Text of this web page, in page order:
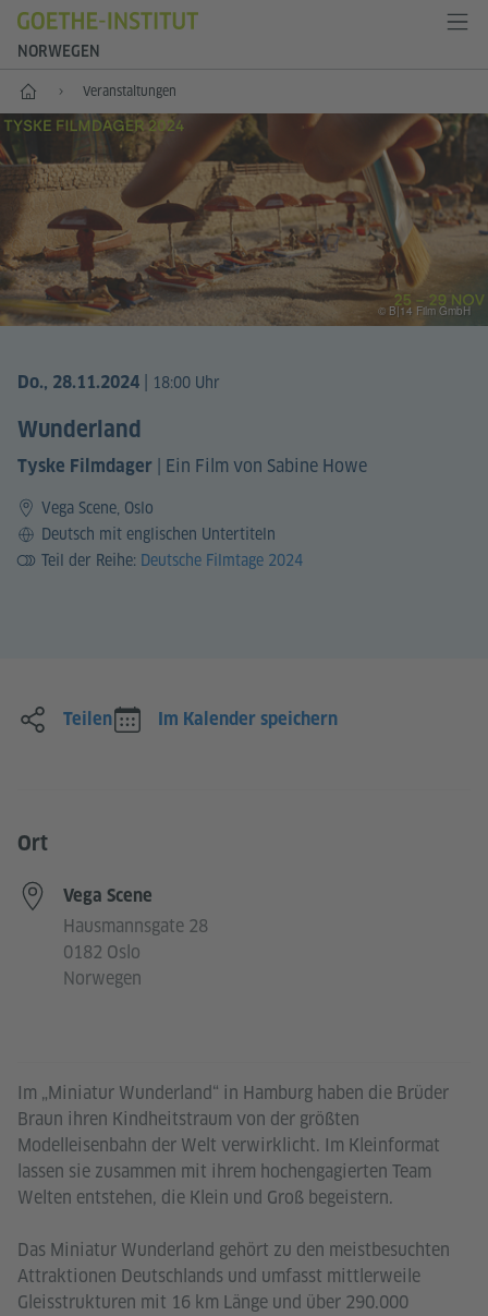
NORWEGEN
Start Veranstaltungen
Do., 28.11.2024 18:00 Uhr
Wunderland
Tyske Filmdager | Ein Film von Sabine Howe
Vega Scene, Oslo
SpracheDeutsch mit englischen Untertiteln
Teil der Reihe: Deutsche Filmtage 2024
© B|14 Film GmbH
Im „Miniatur Wunderland“ in Hamburg haben die Brüder
Braun ihren Kindheitstraum von der größten
Modelleisenbahn der Welt verwirklicht. Im Kleinformat
lassen sie zusammen mit ihrem hochengagierten Team
Welten entstehen, die Klein und Groß begeistern.
Das Miniatur Wunderland gehört zu den meistbesuchten
Attraktionen Deutschlands und umfasst mittlerweile
Gleisstrukturen mit 16 km Länge und über 290.000
Teilen Im Kalender speichern
Ort
Vega Scene
Hausmannsgate 28
0182 Oslo
Norwegen